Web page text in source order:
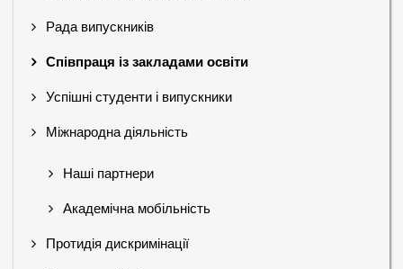
Рада випускників
Співпраця із закладами освіти
Успішні студенти і випускники
Міжнародна діяльність
Наші партнери
Академічна мобільність
Протидія дискримінації